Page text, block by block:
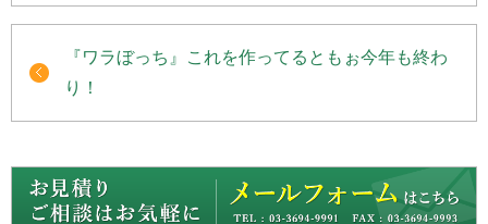
『ワラぼっち』これを作ってるともぉ今年も終わ
り！